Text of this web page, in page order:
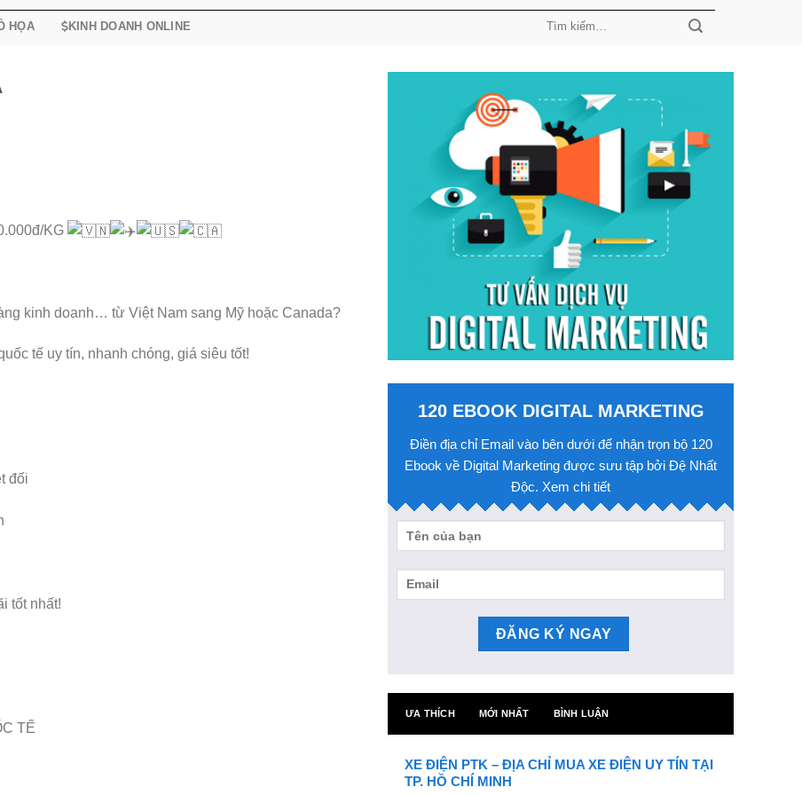
HỌA KINH DOANH ONLINE
KG
kinh doanh… từ Việt Nam sang Mỹ hoặc Canada?
tế uy tín, nhanh chóng, giá siêu tốt!
đối
tốt nhất!
TẾ
120 EBOOK DIGITAL MARKETING
Điền địa chỉ Email vào bên dưới để nhận trọn bộ 120
Ebook về Digital Marketing được sưu tập bởi Đệ Nhất
Độc. Xem chi tiết
ƯA THÍCH MỚI NHẤT BÌNH LUẬN
XE ĐIỆN PTK – ĐỊA CHỈ MUA XE ĐIỆN UY TÍN TẠI
TP. HỒ CHÍ MINH